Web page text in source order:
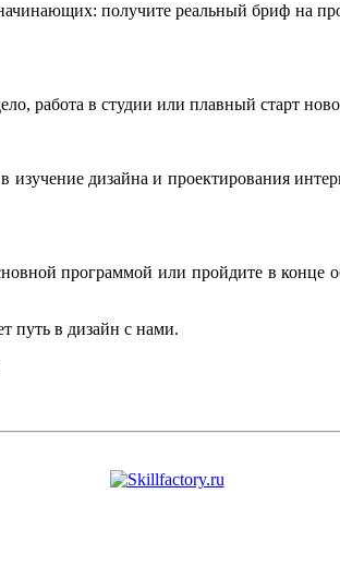
получите реальный бриф на
работа в студии или плавный старт
дизайна и проектирования
программой или пройдите в конце
путь в дизайн с нами.